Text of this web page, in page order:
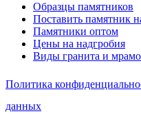
Образцы памятников
Поставить памятник
Памятники оптом
Цены на надгробия
Виды гранита и
Политика
данных